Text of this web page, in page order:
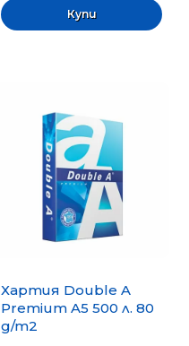
Хартия Double A
Premium A5 500 л. 80
g/m2